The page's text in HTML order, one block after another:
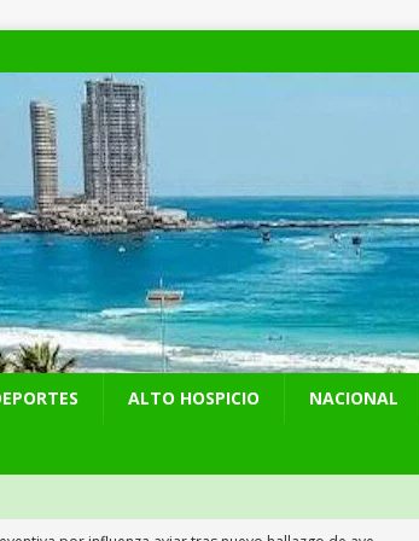
ALTO HOSPICIO NACIONAL